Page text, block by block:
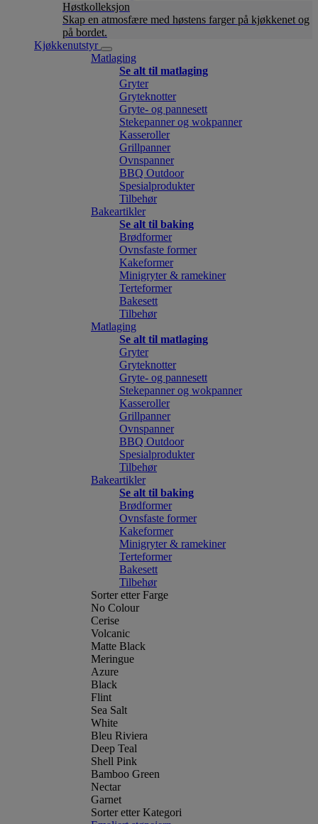
Høstkolleksjon
Skap en atmosfære med høstens farger på kjøkkenet og
på bordet.
Kjøkkenutstyr
Matlaging
Se alt til matlaging
Gryter
Gryteknotter
Gryte- og pannesett
Stekepanner og wokpanner
Kasseroller
Grillpanner
Ovnspanner
BBQ Outdoor
Spesialprodukter
Tilbehør
Bakeartikler
Se alt til baking
Brødformer
Ovnsfaste former
Kakeformer
Minigryter & ramekiner
Terteformer
Bakesett
Tilbehør
Matlaging
Se alt til matlaging
Gryter
Gryteknotter
Gryte- og pannesett
Stekepanner og wokpanner
Kasseroller
Grillpanner
Ovnspanner
BBQ Outdoor
Spesialprodukter
Tilbehør
Bakeartikler
Se alt til baking
Brødformer
Ovnsfaste former
Kakeformer
Minigryter & ramekiner
Terteformer
Bakesett
Tilbehør
Sorter etter Farge
No Colour
Cerise
Volcanic
Matte Black
Meringue
Azure
Black
Flint
Sea Salt
White
Bleu Riviera
Deep Teal
Shell Pink
Bamboo Green
Nectar
Garnet
Sorter etter Kategori